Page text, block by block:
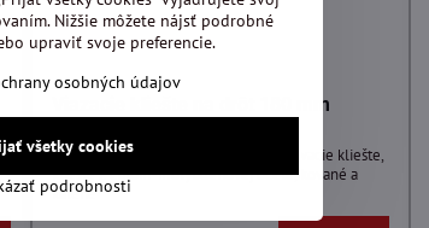
Viazacie kliešte na drôt 180 mm
Viazacie kliešte na drôt 180 mm, armovacie kliešte,
kliešte z chróm-molybdénovej ocele, kované a
kalené
Nižšie môžete nájsť podrobné
upraviť svoje preferencie.
osobných údajov
podrobnosti
všetky cookies